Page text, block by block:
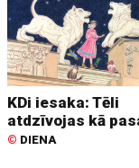
KDi iesaka: Tēli
atdzīvojas kā
© DIENA